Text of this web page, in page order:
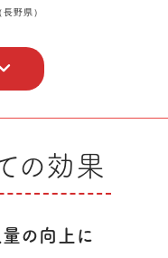
（長野県）
の効果
の向上に